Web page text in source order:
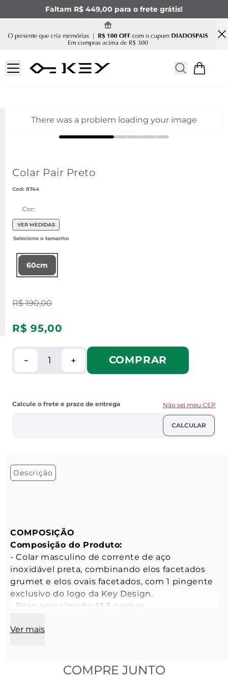
Faltam R$ 449,00 para o frete grátis!
There was a problem loading your image
Colar Pair Preto
: 8744
Cor:
VER MEDIDAS
60cm
R$ 190,00
R$ 95,00
＋
－ COMPRAR
Não sei meu CEP
Descrição
COMPOSIÇÃO
Composição do Produto:
- Colar masculino de corrente de aço
inoxidável preta, combinando elos facetados
grumet e elos ovais facetados, com 1 pingente
exclusivo do logo da Key Design.
- Peso aproximado: 13,3 gramas
Ver mais
COMPRE JUNTO